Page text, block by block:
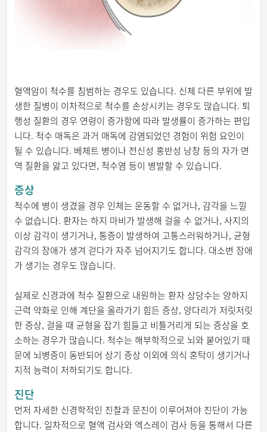
혈액암이 척수를 침범하는 경우도 있습니다. 신체 다른 부위에 발
생한 질병이 이차적으로 척수를 손상시키는 경우도 많습니다. 퇴
행성 질환의 경우 연령이 증가함에 따라 발생률이 증가하는 편입
니다. 척수 매독은 과거 매독에 감염되었던 경험이 위험 요인이
될 수 있습니다. 베체트 병이나 전신성 홍반성 낭창 등의 자가 면
역 질환을 앓고 있다면, 척수염 등이 병발할 수 있습니다.
증상
척수에 병이 생겼을 경우 인체는 운동할 수 없거나, 감각을 느낄
수 없습니다. 환자는 하지 마비가 발생해 걸을 수 없거나, 사지의
이상 감각이 생기거나, 통증이 발생하여 고통스러워하거나, 균형
감각의 장애가 생겨 걷다가 자주 넘어지기도 합니다. 대소변 장애
가 생기는 경우도 많습니다.
실제로 신경과에 척수 질환으로 내원하는 환자 상당수는 양하지
근력 약화로 인해 계단을 올라가기 힘든 증상, 양다리가 저릿저릿
한 증상, 걸을 때 균형을 잡기 힘들고 비틀거리게 되는 증상을 호
소하는 경우가 많습니다. 척수는 해부학적으로 뇌와 붙어있기 때
문에 뇌병증이 동반되어 상기 증상 이외에 의식 혼탁이 생기거나
지적 능력이 저하되기도 합니다.
진단
먼저 자세한 신경학적인 진찰과 문진이 이루어져야 진단이 가능
합니다. 일차적으로 혈액 검사와 엑스레이 검사 등을 통해서 다른